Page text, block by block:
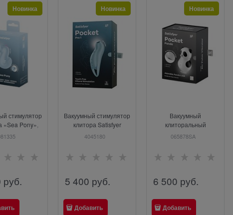
стимулятор
«Sea Pony»,
Новинка
руб.
Вакуумный стимулятор
клитора Satisfyer
Pocket Pro 1, голубой
4045180
Новинка
5 400 руб.
Добавить
Вакуумный
клиторальный
массажер 8,8см
065878SA
Новинка
6 500 руб.
Добавить